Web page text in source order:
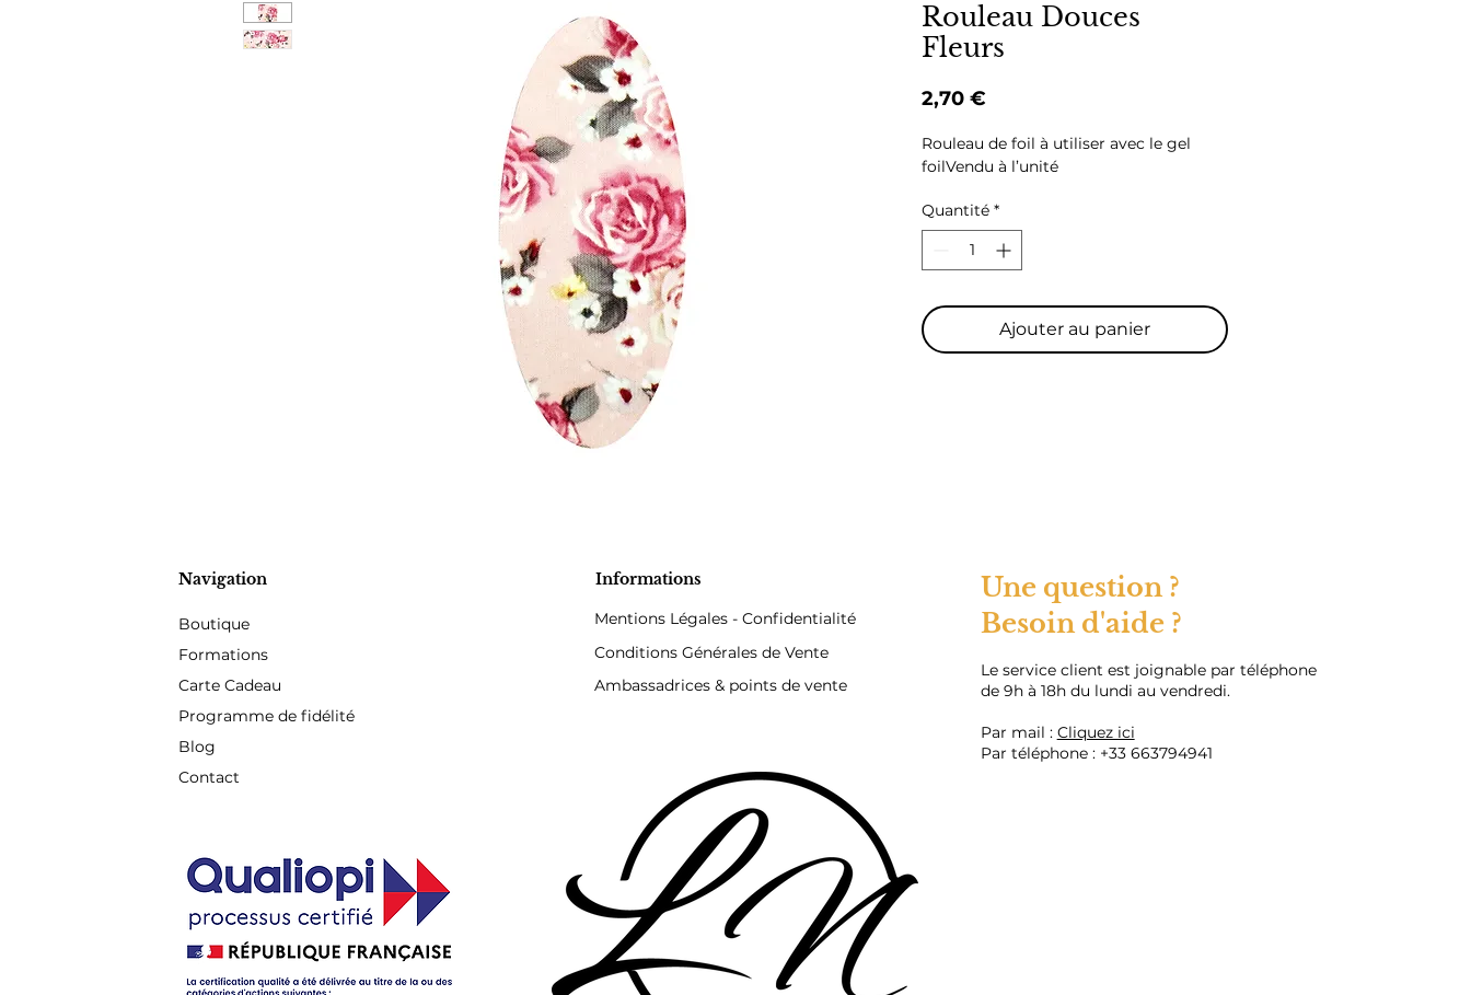
Rouleau Douces
Fleurs
2,70 €
Rouleau de foil à utiliser avec le gel
foilVendu à l’unité
Quantité *
Ajouter au panier
Navigation
Boutique
Formations
Carte Cadeau
Programme de fidélité
Blog
Contact
Informations
Mentions Légales - Confidentialité
Conditions Générales de Vente
Ambassadrices & points de vente
Une question ?
Besoin d'aide ?
​Le service client est joignable par téléphone
de 9h à 18h du lundi au vendredi.
Par mail : Cliquez ici
Par téléphone : +33 663794941